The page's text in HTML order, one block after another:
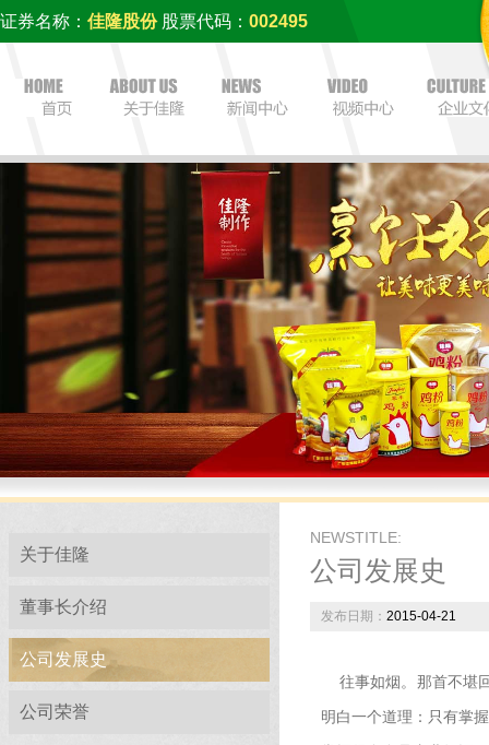
证券名称： 佳隆股份股票代码： 002495
关于佳隆
董事长介绍
公司发展史
公司荣誉
NEWSTITLE:
公司发展史
发布日期： 2015-04-21
往事如烟。那首不堪
明白一个道理：只有掌